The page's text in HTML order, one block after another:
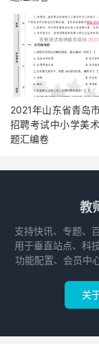
2021年山东省青岛
招聘考试中小学美
题汇编卷
教
支持快讯、专题、
用于垂直站点、科
功能配置、会员中
关